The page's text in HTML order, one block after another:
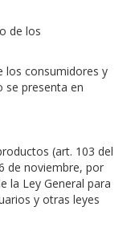
de los
los consumidores y
se presenta en
(art. 103 del
de noviembre, por
la Ley General para
y otras leyes